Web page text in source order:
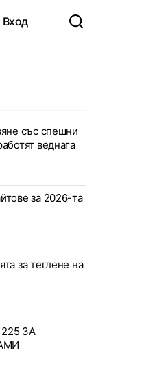
Вход
със спешни
веднага
за 2026-та
за теглене на
ЗА